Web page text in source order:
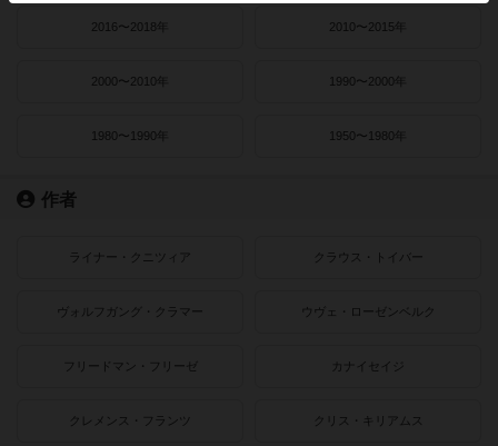
2016〜2018年 2010〜2015年
2000〜2010年 1990〜2000年
1980〜1990年 1950〜1980年
作者
ライナー・クニツィア クラウス・トイバー
ヴォルフガング・クラマー ウヴェ・ローゼンベルク
フリードマン・フリーゼ カナイセイジ
クレメンス・フランツ クリス・キリアムス